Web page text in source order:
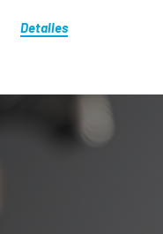
Detalles